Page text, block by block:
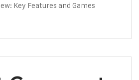
Key Features and Games